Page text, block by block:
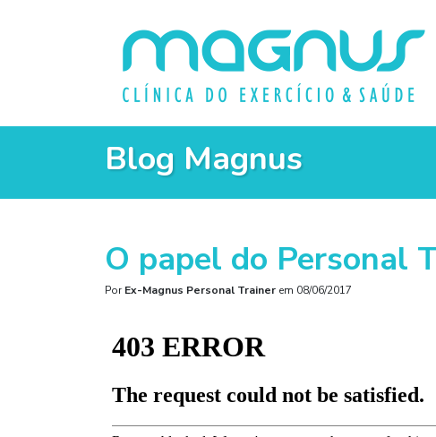
Blog Magnus
O papel do Personal
PorEx-Magnus Personal Trainer em 08/06/2017